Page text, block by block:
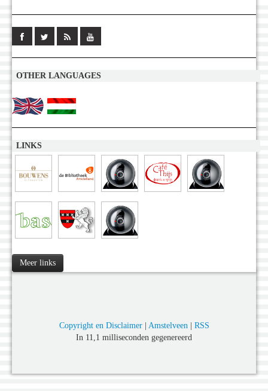
OTHER LANGUAGES
LINKS
Meer links
Copyright en Disclaimer| Amstelveen| RSS
In 11,1 milliseconden gegenereerd